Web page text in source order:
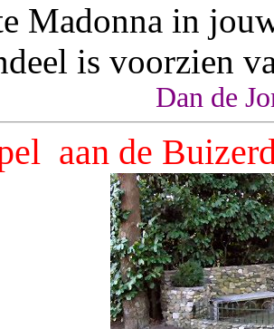
Madonna in
is voorzien
Dan de
aan de